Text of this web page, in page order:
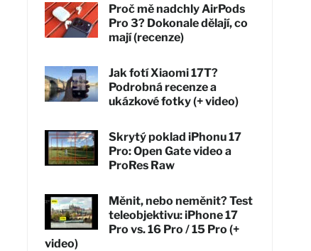
Proč mě nadchly AirPods
Pro 3? Dokonale dělají, co
mají (recenze)
Jak fotí Xiaomi 17T?
Podrobná recenze a
ukázkové fotky (+ video)
Skrytý poklad iPhonu 17
Pro: Open Gate video a
ProRes Raw
Měnit, nebo neměnit? Test
teleobjektivu: iPhone 17
Pro vs. 16 Pro / 15 Pro (+
video)